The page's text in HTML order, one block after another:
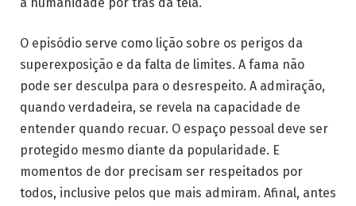
O episódio serve como lição sobre os perigos da
superexposição e da falta de limites. A fama não
pode ser desculpa para o desrespeito. A admiração,
quando verdadeira, se revela na capacidade de
entender quando recuar. O espaço pessoal deve ser
protegido mesmo diante da popularidade. E
momentos de dor precisam ser respeitados por
todos, inclusive pelos que mais admiram. Afinal, antes